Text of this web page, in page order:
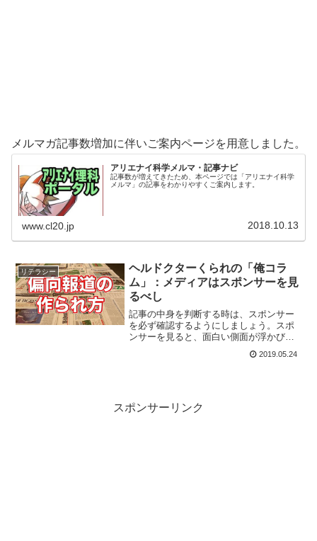
メルマガ記事数増加に伴いご案内ページを用意しました。
アリエナイ科学メルマ・記事ナビ
記事数が増えてきたため、本ページでは「アリエナイ科学
メルマ」の記事をわかりやすくご案内します。
www.cl20.jp 2018.10.13
リテラシー
ヘルドクターくられの「俺コラ
ム」：メディアはスポンサーを見
るべし
記事の中身を判断する時は、スポンサー
を必ず確認するようにしましょう。スポ
ンサーを見ると、面白い側面が浮かび上
ることができます。今回はそんな、スポ
2019.05.24
スポンサーリンク